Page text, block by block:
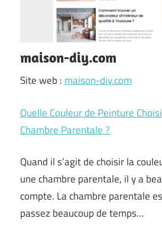
maison-diy.com
Site web :maison-diy.com
Quelle Couleur de Peinture
Chambre Parentale ?
Quand il s’agit de choisir la
une chambre parentale, il y a
compte. La chambre parentale
passez beaucoup de temps…